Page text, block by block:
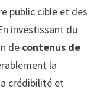
public cible et des
investissant du
de contenus de
la
crédibilité et